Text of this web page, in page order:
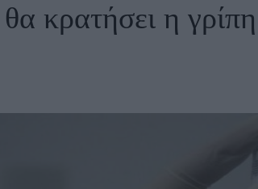
κρατήσει η